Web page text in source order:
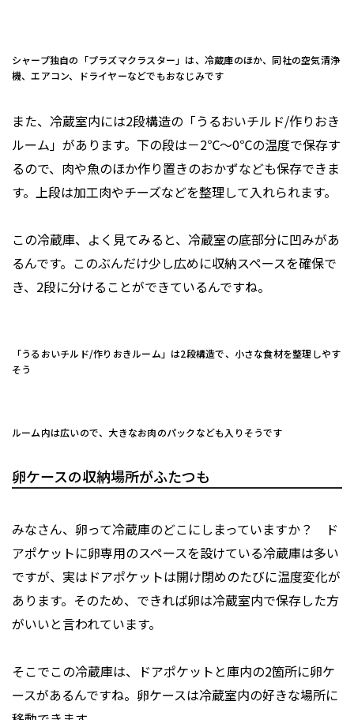
シャープ独自の「プラズマクラスター」は、冷蔵庫のほか、同社の空気清浄
機、エアコン、ドライヤーなどでもおなじみです
また、冷蔵室内には2段構造の「うるおいチルド/作りおき
ルーム」があります。下の段は－2℃～0℃の温度で保存す
るので、肉や魚のほか作り置きのおかずなども保存できま
す。上段は加工肉やチーズなどを整理して入れられます。
この冷蔵庫、よく見てみると、冷蔵室の底部分に凹みがあ
るんです。このぶんだけ少し広めに収納スペースを確保で
き、2段に分けることができているんですね。
「うるおいチルド/作りおきルーム」は2段構造で、小さな食材を整理しやす
そう
ルーム内は広いので、大きなお肉のパックなども入りそうです
卵ケースの収納場所がふたつも
みなさん、卵って冷蔵庫のどこにしまっていますか？ ド
アポケットに卵専用のスペースを設けている冷蔵庫は多い
ですが、実はドアポケットは開け閉めのたびに温度変化が
あります。そのため、できれば卵は冷蔵室内で保存した方
がいいと言われています。
そこでこの冷蔵庫は、ドアポケットと庫内の2箇所に卵ケ
ースがあるんですね。卵ケースは冷蔵室内の好きな場所に